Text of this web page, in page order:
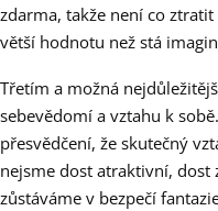
zdarma, takže není co
větší hodnotu než stá
Třetím a možná
sebevědomí a vztahu k
přesvědčení, že skutečný
nejsme dost atraktivní, dost
zůstáváme v bezpečí